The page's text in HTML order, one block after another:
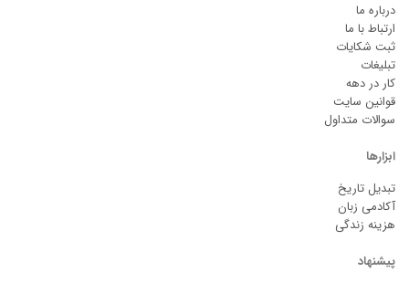
درباره ما
ارتباط با ما
ثبت شکایات
تبلیغات
کار در دهه
قوانین سایت
سوالات متداول
ابزارها
تبدیل تاریخ
آکادمی زبان
هزینه زندگی
پیشنهاد